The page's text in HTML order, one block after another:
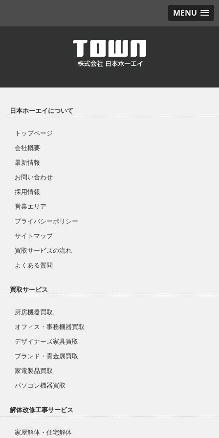
MENU
日本ホーエイについて
トップページ
会社概要
最新情報
お問い合わせ
採用情報
営業エリア
プライバシーポリシー
サイトマップ
買取サービスの流れ
よくある質問
買取サービス
厨房機器買取
オフィス・事務機器買取
デザイナーズ家具買取
ブランド・貴金属買取
家電製品買取
パソコン機器買取
解体改修工事サービス
家屋解体・住宅解体